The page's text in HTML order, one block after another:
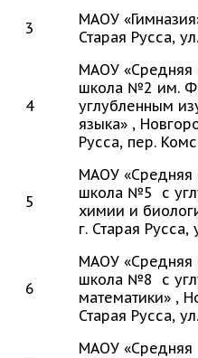
3
МАОУ
Старая Русса,
4
МАОУ «Средняя
школа №2 им.
углубленным
языка» ,
Русса, пер.
5
МАОУ «Средняя
школа №5 с
химии и
г. Старая
6
МАОУ «Средняя
школа №8 с
математики» ,
Старая Русса,
МАОУ